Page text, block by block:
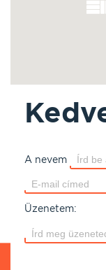
A nevem
Üzenetem: